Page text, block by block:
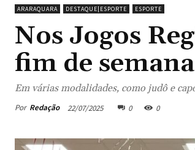
ARARAQUARA DESTAQUE|ESPORTE ESPORTE
Nos Jogos
fim de semana
Em várias modalidades, como judô e
Por Redação 22/07/2025 0 0